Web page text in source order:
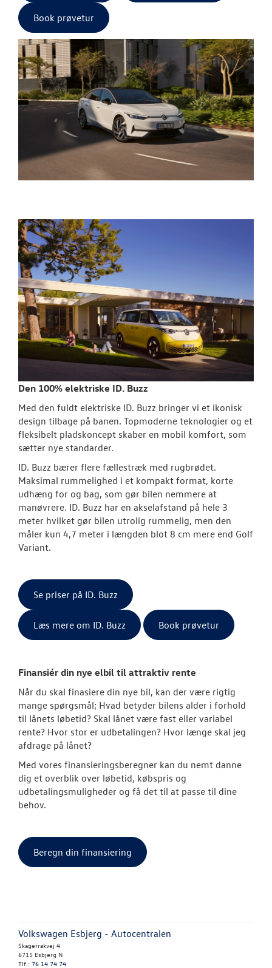
Book prøvetur
Den 100% elektriske ID. Buzz
Med den fuldt elektriske ID. Buzz bringer vi et ikonisk
design tilbage på banen. Topmoderne teknologier og et
fleksibelt pladskoncept skaber en mobil komfort, som
sætter nye standarder.
ID. Buzz bærer flere fællestræk med rugbrødet.
Maksimal rummelighed i et kompakt format, korte
udhæng for og bag, som gør bilen nemmere at
manøvrere. ID. Buzz har en akselafstand på hele 3
meter hvilket gør bilen utrolig rummelig, men den
måler kun 4,7 meter i længden blot 8 cm mere end Golf
Variant.
Se priser på ID. Buzz
Læs mere om ID. Buzz Book prøvetur
Finansiér din nye elbil til attraktiv rente
Når du skal finasiere din nye bil, kan der være rigtig
mange spørgsmål; Hvad betyder bilens alder i forhold
til lånets løbetid? Skal lånet være fast eller variabel
rente? Hvor stor er udbetalingen? Hvor længe skal jeg
afdrage på lånet?
Med vores finansieringsberegner kan du nemt danne
dig et overblik over løbetid, købspris og
udbetalingsmuligheder og få det til at passe til dine
behov.
Beregn din finansiering
Volkswagen Esbjerg - Autocentralen
Skagerrakvej 4
6715 Esbjerg N
Tlf.: 76 14 74 74